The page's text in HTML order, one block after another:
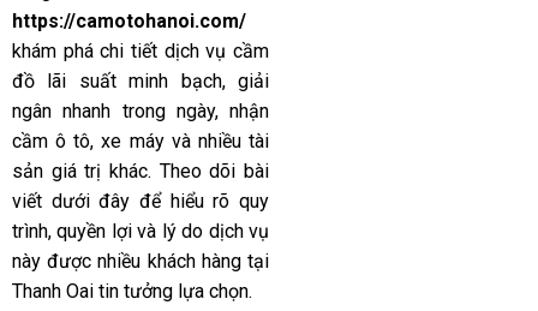
https://camotohanoi.com/
khám phá chi tiết dịch vụ cầm
đồ lãi suất minh bạch, giải
ngân nhanh trong ngày, nhận
cầm ô tô, xe máy và nhiều tài
sản giá trị khác. Theo dõi bài
viết dưới đây để hiểu rõ quy
trình, quyền lợi và lý do dịch vụ
này được nhiều khách hàng tại
Thanh Oai tin tưởng lựa chọn.